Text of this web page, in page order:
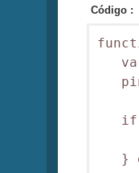
Código :
var
if
}